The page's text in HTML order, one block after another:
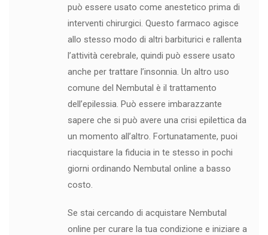
può essere usato come anestetico prima di
interventi chirurgici. Questo farmaco agisce
allo stesso modo di altri barbiturici e rallenta
l’attività cerebrale, quindi può essere usato
anche per trattare l’insonnia. Un altro uso
comune del Nembutal è il trattamento
dell’epilessia. Può essere imbarazzante
sapere che si può avere una crisi epilettica da
un momento all’altro. Fortunatamente, puoi
riacquistare la fiducia in te stesso in pochi
giorni ordinando Nembutal online a basso
costo.
Se stai cercando di acquistare Nembutal
online per curare la tua condizione e iniziare a